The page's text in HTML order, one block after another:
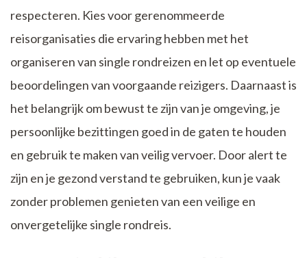
respecteren. Kies voor gerenommeerde
reisorganisaties die ervaring hebben met het
organiseren van single rondreizen en let op eventuele
beoordelingen van voorgaande reizigers. Daarnaast is
het belangrijk om bewust te zijn van je omgeving, je
persoonlijke bezittingen goed in de gaten te houden
en gebruik te maken van veilig vervoer. Door alert te
zijn en je gezond verstand te gebruiken, kun je vaak
zonder problemen genieten van een veilige en
onvergetelijke single rondreis.